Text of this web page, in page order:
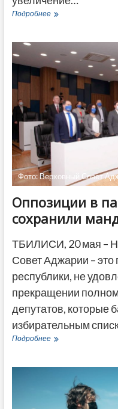
ПодробнееСША
67
миллионов
долларов
на
развитие
страны
Фото: Верховный Совет
Оппозиции в
сохранили
ТБИЛИСИ, 20 мая –
Совет Аджарии –
республики, не
прекращении
депутатов, которые
избирательным
ПодробнееОппозиции
Аджарии
сохранили
мандаты